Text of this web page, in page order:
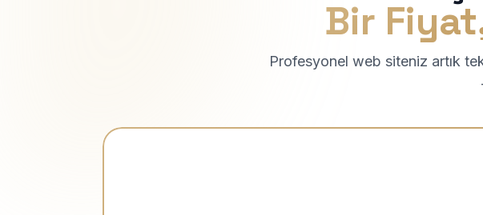
Bir
Profesyonel web siteniz artık